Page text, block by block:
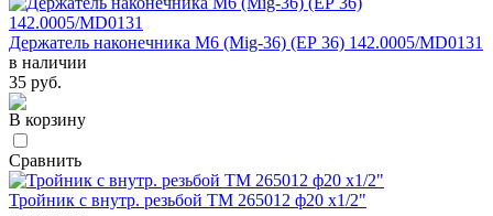
Держатель наконечника М6 (Mig-36) (ЕР 36) 142.0005/MD0131
в наличии
35 руб.
В корзину
Сравнить
Тройник с внутр. резьбой TM 265012 ф20 х1/2"